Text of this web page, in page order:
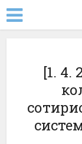
[1. 4.